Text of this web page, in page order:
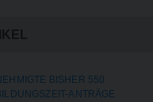
BISHER 550
ANTRÄGE